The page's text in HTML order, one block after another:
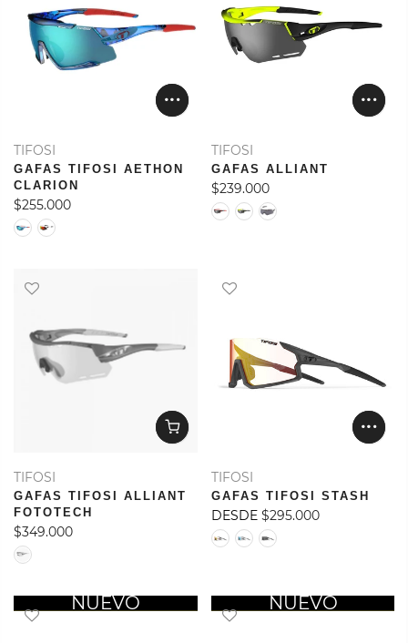
TIFOSI
GAFAS TIFOSI AETHON
CLARION
$255.000
TIFOSI
GAFAS ALLIANT
$239.000
TIFOSI
GAFAS TIFOSI ALLIANT
FOTOTECH
$349.000
TIFOSI
GAFAS TIFOSI STASH
DESDE $295.000
OFERTA
NUEVO OFERTA
NUEVO